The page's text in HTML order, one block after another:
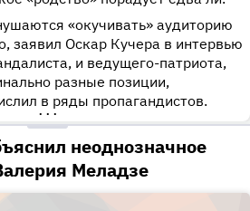
«окучивать» аудиторию
заявил Оскар Кучера в интервью
и ведущего-патриота,
разные позиции,
в ряды пропагандистов.
•••
неоднозначное
Меладзе